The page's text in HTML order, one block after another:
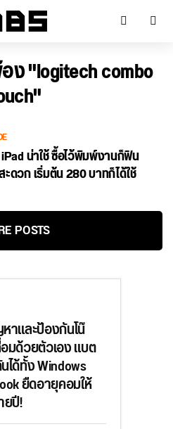
"logitech combo
น่าใช้ ซื้อไว้พิมพ์งานก็ฟิน
ดวก เริ่มต้น 280 บาทก็ได้ใช้
POSTS
าและป้องกันโน๊
มด้วยตัวเอง แบต
ได้ทั้ง Windows
ยืดอายุคอมให้
ยปี!